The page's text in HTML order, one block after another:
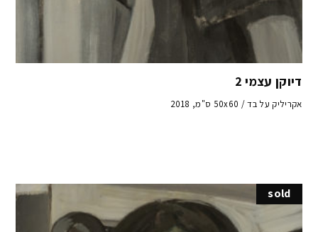
דיוקן עצמי 2
אקריליק על בד / 50x60 ס"מ, 2018
sold